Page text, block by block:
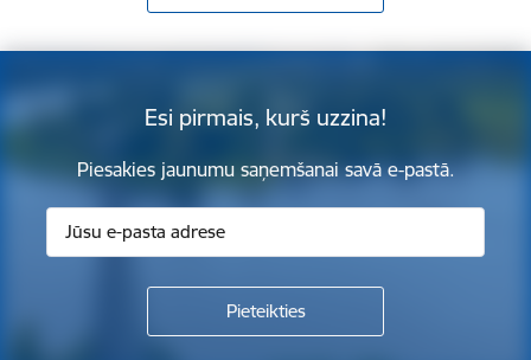
Esi pirmais, kurš uzzina!
Piesakies jaunumu saņemšanai savā e-pastā.